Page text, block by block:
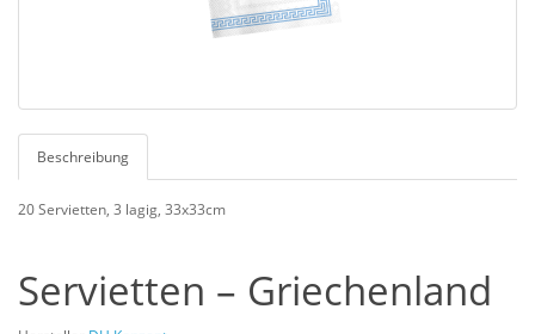
Beschreibung
20 Servietten, 3 lagig, 33x33cm
Servietten – Griechenland